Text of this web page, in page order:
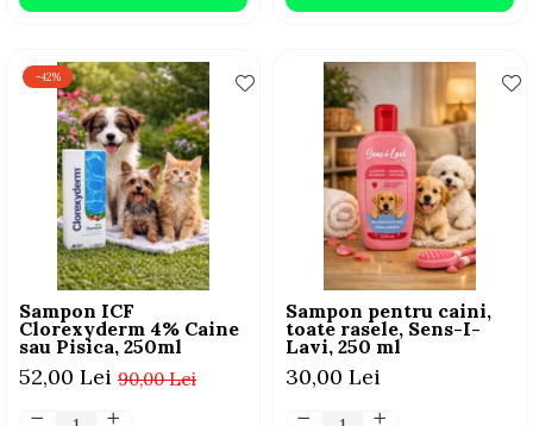
-42%
Sampon ICF
Clorexyderm 4% Caine
sau Pisica, 250ml
90,00 Lei
52,00 Lei
Sampon pentru caini,
toate rasele, Sens-I-
Lavi, 250 ml
30,00 Lei